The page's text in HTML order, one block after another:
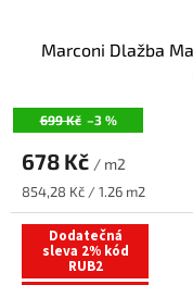
699 Kč –3 %
Marconi Dlažba
678 Kč / m2
Measure
price:
854,28 Kč / 1.26 m2
Dodatečná
sleva 2% kód
RUB2